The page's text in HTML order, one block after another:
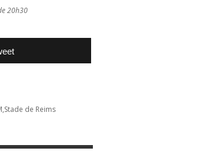
20h30
Stade de Reims